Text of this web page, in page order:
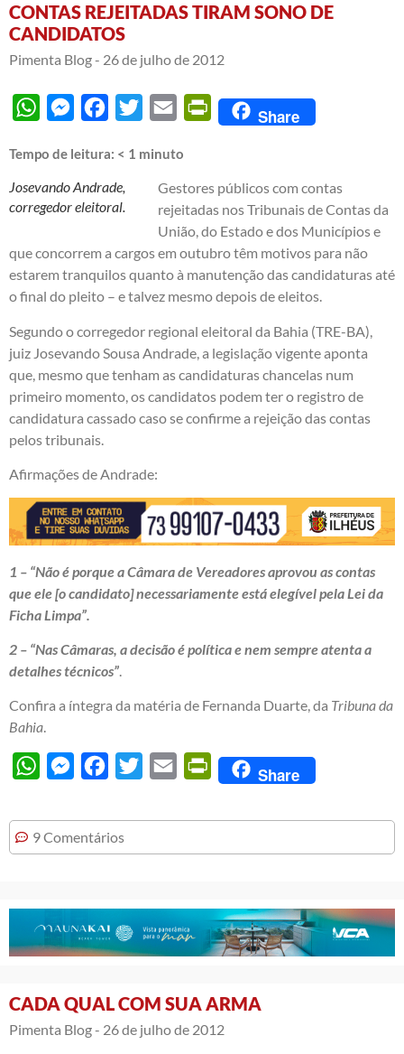
CONTAS REJEITADAS TIRAM SONO DE
CANDIDATOS
Pimenta Blog - 26 de julho de 2012
WhatsAppMessengerFacebook
Twitter Email PrintFriendly
Share
Tempo de leitura: < 1 minuto
Josevando Andrade,
corregedor eleitoral.
Gestores públicos com contas
rejeitadas nos Tribunais de Contas da
União, do Estado e dos Municípios e
que concorrem a cargos em outubro têm motivos para não
estarem tranquilos quanto à manutenção das candidaturas até
o final do pleito – e talvez mesmo depois de eleitos.
Segundo o corregedor regional eleitoral da Bahia (TRE-BA),
juiz Josevando Sousa Andrade, a legislação vigente aponta
que, mesmo que tenham as candidaturas chancelas num
primeiro momento, os candidatos podem ter o registro de
candidatura cassado caso se confirme a rejeição das contas
pelos tribunais.
Afirmações de Andrade:
1 – “Não é porque a Câmara de Vereadores aprovou as contas
que ele [o candidato] necessariamente está elegível pela Lei da
Ficha Limpa”.
2 – “Nas Câmaras, a decisão é política e nem sempre atenta a
detalhes técnicos”.
Confira a íntegra da matéria de Fernanda Duarte, da Tribuna da
Bahia.
WhatsAppMessengerFacebook
Twitter Email PrintFriendly
Share
9 Comentários
CADA QUAL COM SUA ARMA
Pimenta Blog - 26 de julho de 2012